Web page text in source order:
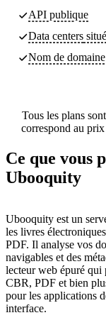
API publique
Data centers
Nom de
Tous les plans
correspond au
Ce que vous
Ubooquity
Ubooquity est un
les livres
PDF. Il analyse vos
navigables et des
lecteur web épuré
CBR, PDF et bien
pour les applications
interface.